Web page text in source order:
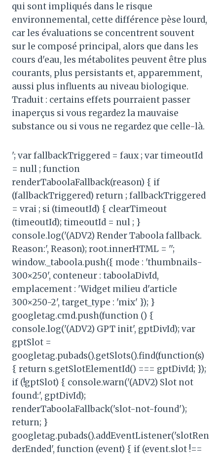
qui sont impliqués dans le risque
environnemental, cette différence pèse lourd,
car les évaluations se concentrent souvent
sur le composé principal, alors que dans les
cours d'eau, les métabolites peuvent être plus
courants, plus persistants et, apparemment,
aussi plus influents au niveau biologique.
Traduit : certains effets pourraient passer
inaperçus si vous regardez la mauvaise
substance ou si vous ne regardez que celle-là.
'; var fallbackTriggered = faux ; var timeoutId
= null ; function
renderTaboolaFallback(reason) { if
(fallbackTriggered) return ; fallbackTriggered
= vrai ; si (timeoutId) { clearTimeout
(timeoutId); timeoutId = nul ; }
console.log('(ADV2) Render Taboola fallback.
Reason:', Reason); root.innerHTML = '';
window._taboola.push({ mode : 'thumbnails-
300×250', conteneur : taboolaDivId,
emplacement : 'Widget milieu d'article
300×250-2', target_type : 'mix' }); }
googletag.cmd.push(function () {
console.log('(ADV2) GPT init', gptDivId); var
gptSlot =
googletag.pubads().getSlots().find(function(s)
{ return s.getSlotElementId() === gptDivId; });
if (!gptSlot) { console.warn('(ADV2) Slot not
found:', gptDivId);
renderTaboolaFallback('slot-not-found');
return; }
googletag.pubads().addEventListener('slotRen
derEnded', function (event) { if (event.slot !==